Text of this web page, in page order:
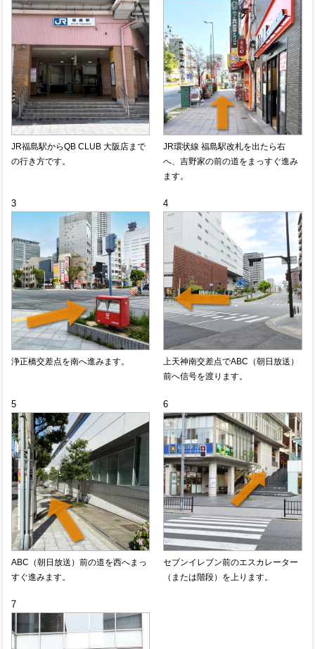
JR福島駅からQB CLUB 大阪店まで
の行き方です。
JR環状線 福島駅改札を出たら右
へ、吉野家の前の道をまっすぐ進み
ます。
3
浄正橋交差点を南へ進みます。
4
上天神南交差点でABC（朝日放送）
前へ信号を渡ります。
5
ABC（朝日放送）前の道を西へまっ
すぐ進みます。
6
セブンイレブン前のエスカレーター
（または階段）を上ります。
7